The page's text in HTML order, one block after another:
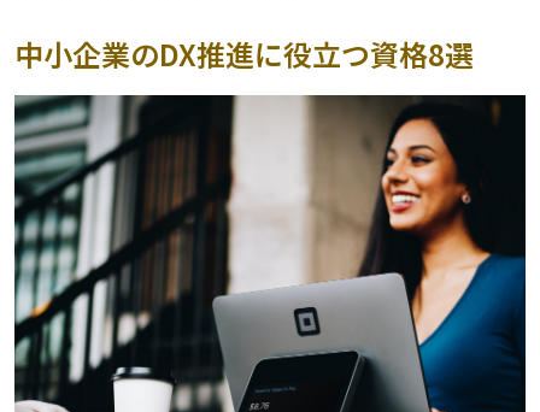
中小企業のDX推進に役立つ資格8選